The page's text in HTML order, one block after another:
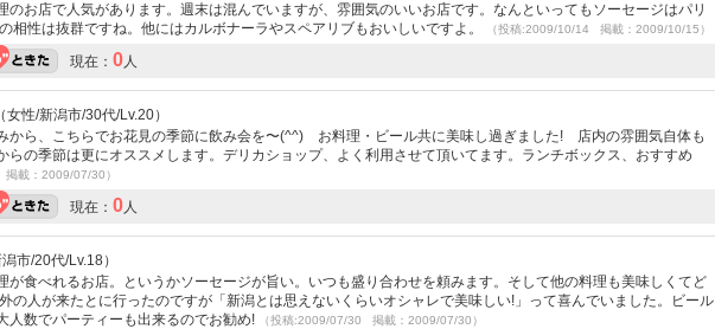
のお店で人気があります。週末は混んでいますが、雰囲気のいいお店です。なんといってもソーセージはパリ
相性は抜群ですね。他にはカルボナーラやスペアリブもおいしいですよ。
（投稿:2009/10/14 掲載：2009/10/15）
現在： 0人
女性/新潟市/30代/Lv.20）
から、こちらでお花見の季節に飲み会を〜(^^) お料理・ビール共に美味し過ぎました! 店内の雰囲気自体も
らの季節は更にオススメします。デリカショップ、よく利用させて頂いてます。ランチボックス、おすすめ
載：2009/07/30）
現在： 0人
市/20代/Lv.18）
が食べれるお店。というかソーセージが旨い。いつも盛り合わせを頼みます。そして他の料理も美味しくてど
の人が来たとに行ったのですが「新潟とは思えないくらいオシャレで美味しい!」って喜んでいました。ビール
人数でパーティーも出来るのでお勧め!
（投稿:2009/07/30 掲載：2009/07/30）